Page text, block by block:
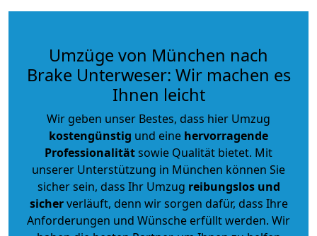
Umzüge von München nach
Brake Unterweser: Wir machen es
Ihnen leicht
Wir geben unser Bestes, dass hier Umzug
kostengünstig und eine hervorragende
Professionalitätsowie Qualität bietet. Mit
unserer Unterstützung in München können Sie
sicher sein, dass Ihr Umzug reibungslos und
sicherverläuft, denn wir sorgen dafür, dass Ihre
Anforderungen und Wünsche erfüllt werden. Wir